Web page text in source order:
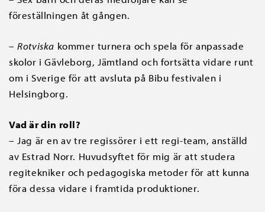
föreställningen åt gången.
–Rotviska kommer turnera och spela för anpassade
skolor i Gävleborg, Jämtland och fortsätta vidare runt
om i Sverige för att avsluta på Bibu festivalen i
Helsingborg.
Vad är din roll?
– Jag är en av tre regissörer i ett regi-team, anställd
av Estrad Norr. Huvudsyftet för mig är att studera
regitekniker och pedagogiska metoder för att kunna
föra dessa vidare i framtida produktioner.